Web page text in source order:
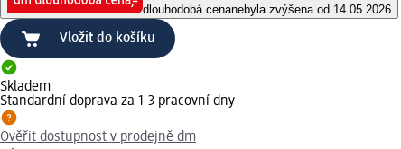
dlouhodobá cenanebyla zvýšena od 14.05.2026
Vložit do košíku
Skladem
Standardní doprava za 1-3 pracovní dny
Ověřit dostupnost v prodejně dm